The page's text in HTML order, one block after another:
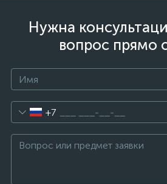
Нужна
вопрос прямо
+7